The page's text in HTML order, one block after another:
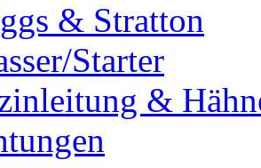
& Stratton
Starter
&